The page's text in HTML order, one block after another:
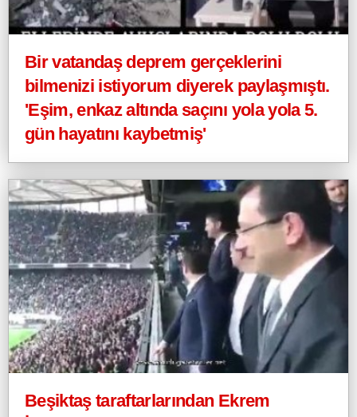
Bir vatandaş deprem gerçeklerini
bilmenizi istiyorum diyerek paylaşmıştı.
'Eşim, enkaz altında saçını yola yola 5.
gün hayatını kaybetmiş'
Beşiktaş taraftarlarından Ekrem